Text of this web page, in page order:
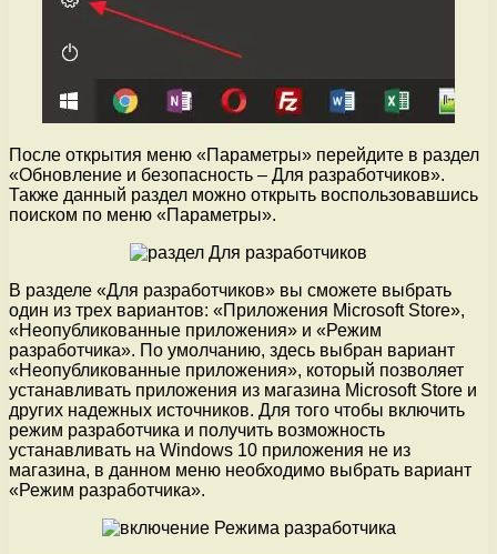
После открытия меню «Параметры» перейдите в раздел
«Обновление и безопасность – Для разработчиков».
Также данный раздел можно открыть воспользовавшись
поиском по меню «Параметры».
В разделе «Для разработчиков» вы сможете выбрать
один из трех вариантов: «Приложения Microsoft Store»,
«Неопубликованные приложения» и «Режим
разработчика». По умолчанию, здесь выбран вариант
«Неопубликованные приложения», который позволяет
устанавливать приложения из магазина Microsoft Store и
других надежных источников. Для того чтобы включить
режим разработчика и получить возможность
устанавливать на Windows 10 приложения не из
магазина, в данном меню необходимо выбрать вариант
«Режим разработчика».